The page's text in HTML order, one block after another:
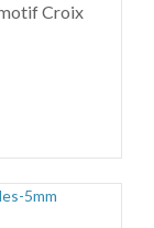
Croix